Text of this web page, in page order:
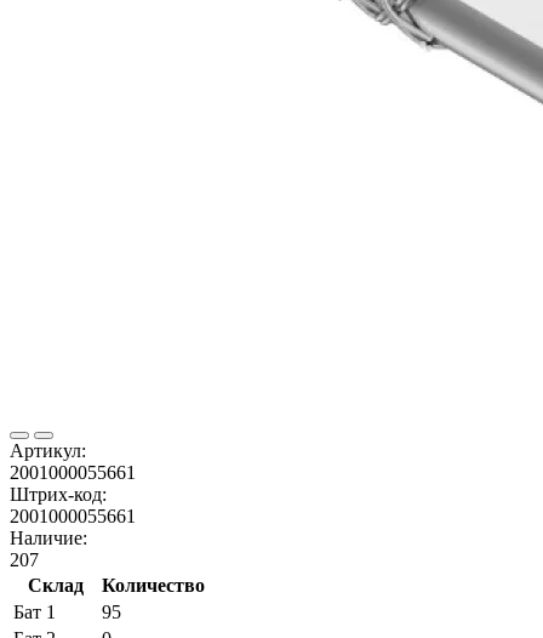
Артикул:
2001000055661
Штрих-код:
2001000055661
Наличие:
207
Склад
Количество
Бат 1
95